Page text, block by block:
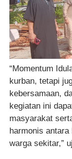
“Momentum
kurban, tetapi
kebersamaan,
kegiatan ini
masyarakat
harmonis
warga sekitar,”